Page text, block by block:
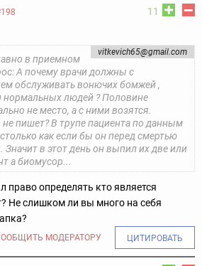
11
vitkevich65@gmail.com
в приемном
А почему врачи должны с
обслуживать вонючих бомжей ,
нормальных людей ? Половине
не место, а с ними возятся.
пишет? В трупе пациента по данным
как если бы он перед смертью
в этот день он выпил их две или
а биомусор...
право определять кто является
Не слишком ли вы много на себя
МОДЕРАТОРУ ЦИТИРОВАТЬ